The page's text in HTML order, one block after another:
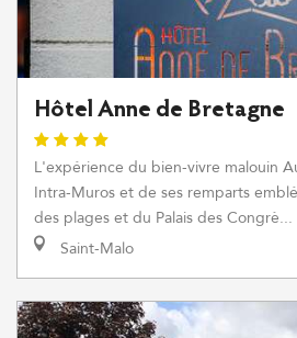
Hôtel Anne de Bretagne
L'expérience du bien-vivre malouin
Intra-Muros et de ses remparts
des plages et du Palais des Congrè...
Saint-Malo